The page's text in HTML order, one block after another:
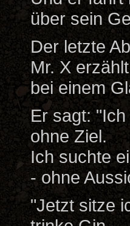
über sein
Der letzte
Mr. X
bei einem
Er sagt:
ohne Ziel.
Ich suchte
- ohne
"Jetzt sitze